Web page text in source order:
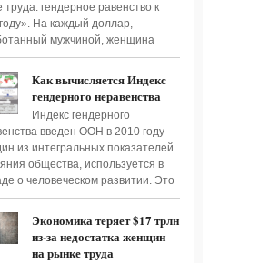
труда: гендерное равенство к
На каждый доллар,
мужчиной, женщина
Как вычисляется Индекс
гендерного неравенства
Индекс гендерного
введен ООН в 2010 году
из интегральных показателей
общества, используется в
о человеческом развитии. Это
Экономика теряет $17 трлн
из-за недостатка женщин
на рынке труда